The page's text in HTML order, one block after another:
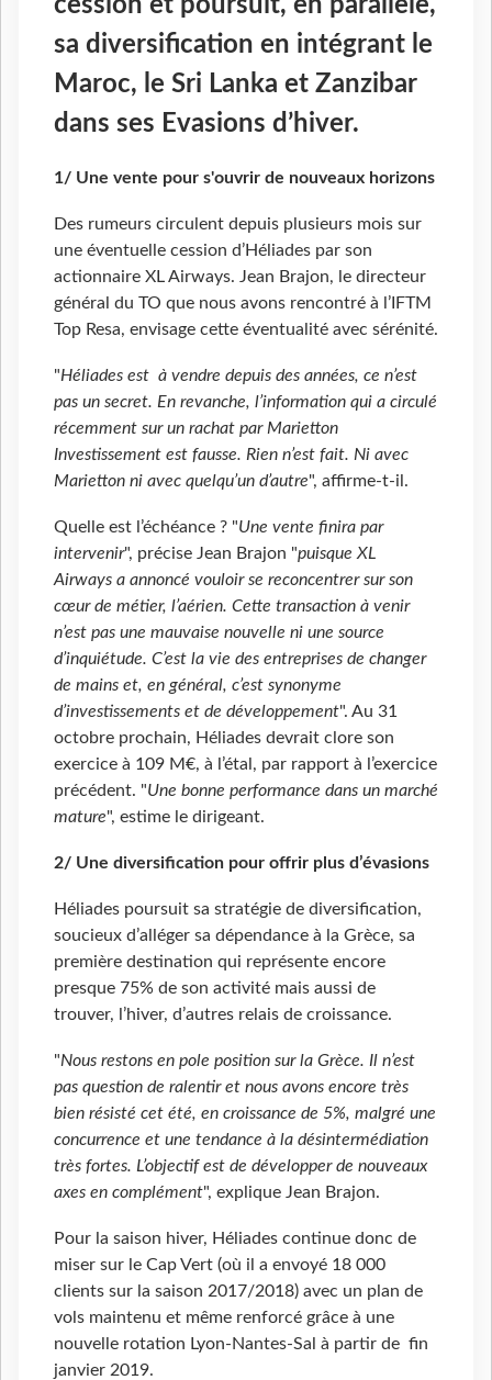
sa diversification en intégrant le
Maroc, le Sri Lanka et Zanzibar
dans ses Evasions d’hiver.
1/ Une vente pour s'ouvrir de nouveaux horizons
Des rumeurs circulent depuis plusieurs mois sur
une éventuelle cession d’Héliades par son
actionnaire XL Airways. Jean Brajon, le directeur
général du TO que nous avons rencontré à l’IFTM
Top Resa, envisage cette éventualité avec sérénité.
"Héliades est à vendre depuis des années, ce n’est
pas un secret. En revanche, l’information qui a circulé
récemment sur un rachat par Marietton
Investissement est fausse. Rien n’est fait. Ni avec
Marietton ni avec quelqu’un d’autre", affirme-t-il.
Quelle est l’échéance ? "Une vente finira par
intervenir", précise Jean Brajon "puisque XL
Airways a annoncé vouloir se reconcentrer sur son
cœur de métier, l’aérien. Cette transaction à venir
n’est pas une mauvaise nouvelle ni une source
d’inquiétude. C’est la vie des entreprises de changer
de mains et, en général, c’est synonyme
d’investissements et de développement". Au 31
octobre prochain, Héliades devrait clore son
exercice à 109 M€, à l’étal, par rapport à l’exercice
précédent. "Une bonne performance dans un marché
mature", estime le dirigeant.
2/ Une diversification pour offrir plus d’évasions
Héliades poursuit sa stratégie de diversification,
soucieux d’alléger sa dépendance à la Grèce, sa
première destination qui représente encore
presque 75% de son activité mais aussi de
trouver, l’hiver, d’autres relais de croissance.
"Nous restons en pole position sur la Grèce. Il n’est
pas question de ralentir et nous avons encore très
bien résisté cet été, en croissance de 5%, malgré une
concurrence et une tendance à la désintermédiation
très fortes. L’objectif est de développer de nouveaux
axes en complément", explique Jean Brajon.
Pour la saison hiver, Héliades continue donc de
miser sur le Cap Vert (où il a envoyé 18 000
clients sur la saison 2017/2018) avec un plan de
vols maintenu et même renforcé grâce à une
nouvelle rotation Lyon-Nantes-Sal à partir de fin
janvier 2019.